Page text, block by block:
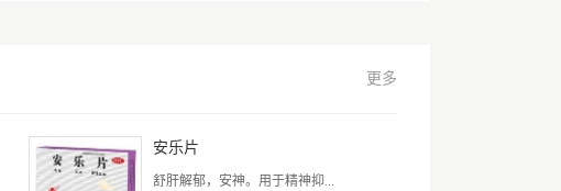
更多
安乐片
舒肝解郁，安神。用于精神抑...